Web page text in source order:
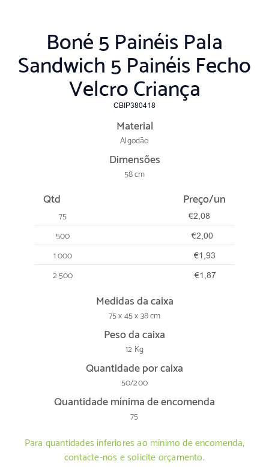
Boné 5 Painéis Pala
Sandwich 5 Painéis Fecho
Velcro Criança
CBIP380418
Material
Algodão
Dimensões
58 cm
Qtd Preço/un
75 €2,08
500 €2,00
1 000 €1,93
2 500 €1,87
Medidas da caixa
75 x 45 x 38 cm
Peso da caixa
12 Kg
Quantidade por caixa
50/200
Quantidade mínima de encomenda
75
Para quantidades inferiores ao mínimo de encomenda,
contacte-nos e solicite orçamento.